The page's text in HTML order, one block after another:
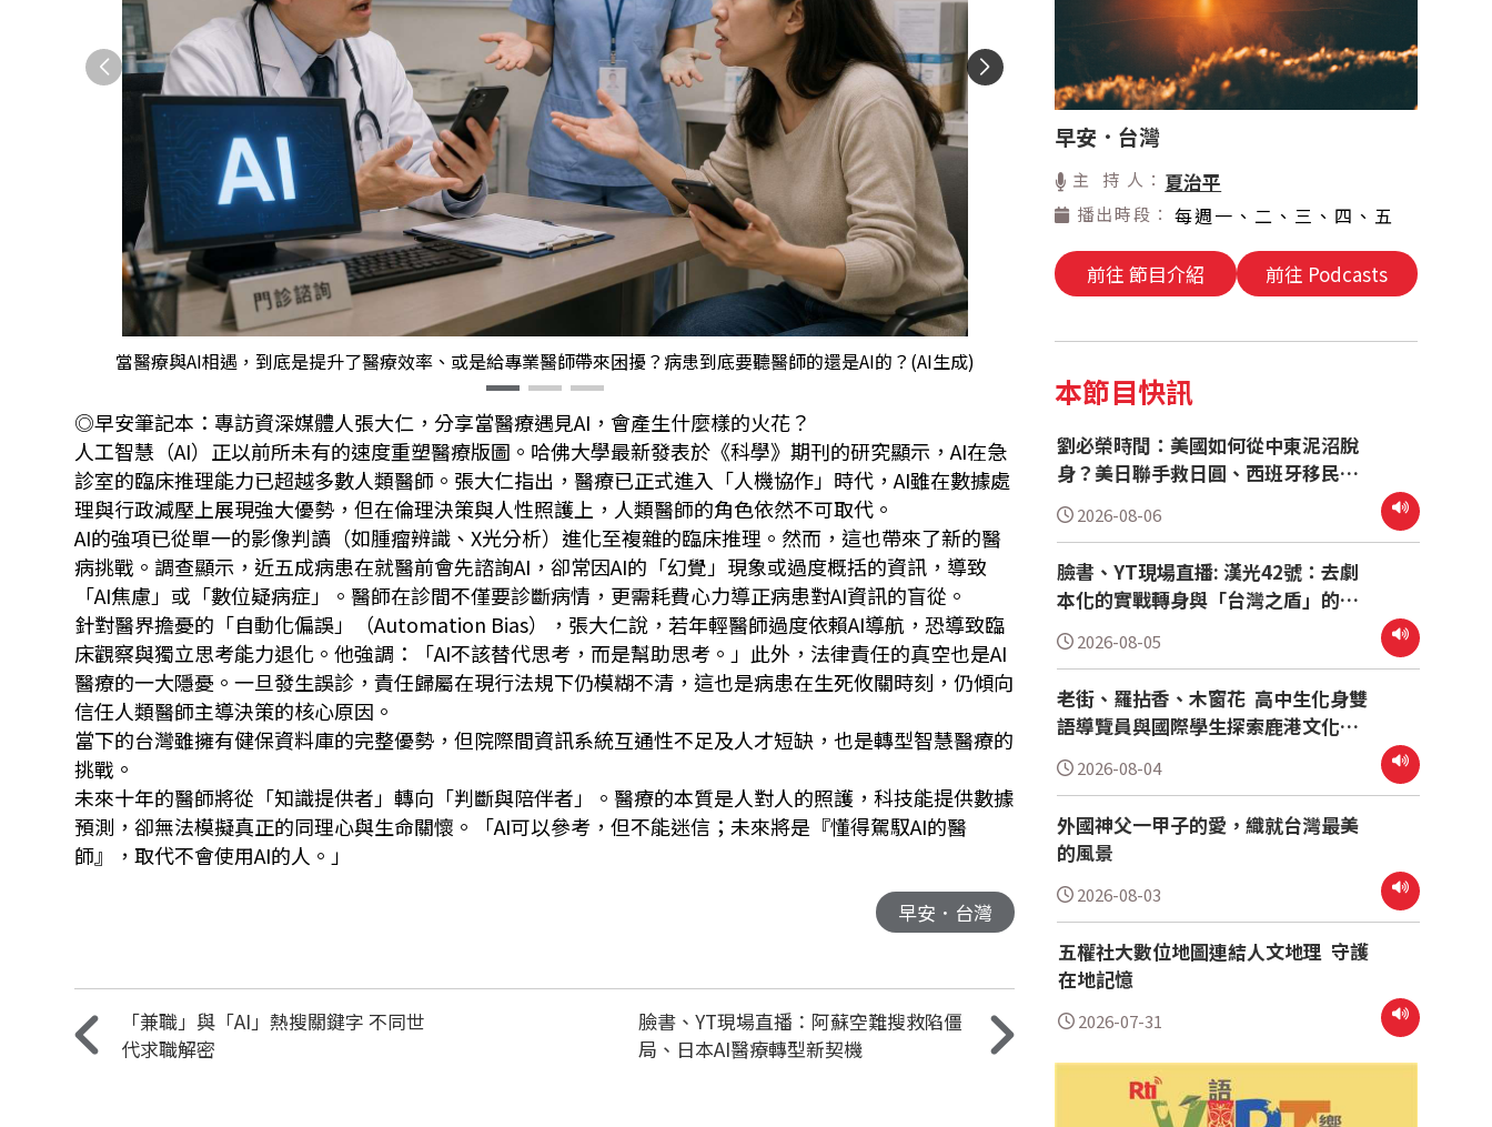
當醫療與AI相遇，到底是提升了醫療效率、或是給專業醫師帶來困擾？病患到底要聽醫師的還是AI的？(AI生成)
◎早安筆記本：專訪資深媒體人張大仁，分享當醫療遇見AI，會產生什麼樣的火花？
人工智慧（AI）正以前所未有的速度重塑醫療版圖。哈佛大學最新發表於《科學》期刊的研究顯示，AI在急
診室的臨床推理能力已超越多數人類醫師。張大仁指出，醫療已正式進入「人機協作」時代，AI雖在數據處
理與行政減壓上展現強大優勢，但在倫理決策與人性照護上，人類醫師的角色依然不可取代。
AI的強項已從單一的影像判讀（如腫瘤辨識、X光分析）進化至複雜的臨床推理。然而，這也帶來了新的醫
病挑戰。調查顯示，近五成病患在就醫前會先諮詢AI，卻常因AI的「幻覺」現象或過度概括的資訊，導致
「AI焦慮」或「數位疑病症」。醫師在診間不僅要診斷病情，更需耗費心力導正病患對AI資訊的盲從。
針對醫界擔憂的「自動化偏誤」（Automation Bias），張大仁說，若年輕醫師過度依賴AI導航，恐導致臨
床觀察與獨立思考能力退化。他強調：「AI不該替代思考，而是幫助思考。」此外，法律責任的真空也是AI
醫療的一大隱憂。一旦發生誤診，責任歸屬在現行法規下仍模糊不清，這也是病患在生死攸關時刻，仍傾向
信任人類醫師主導決策的核心原因。
當下的台灣雖擁有健保資料庫的完整優勢，但院際間資訊系統互通性不足及人才短缺，也是轉型智慧醫療的
挑戰。
未來十年的醫師將從「知識提供者」轉向「判斷與陪伴者」。醫療的本質是人對人的照護，科技能提供數據
預測，卻無法模擬真正的同理心與生命關懷。「AI可以參考，但不能迷信；未來將是『懂得駕馭AI的醫
師』，取代不會使用AI的人。」
早安．台灣
「兼職」與「AI」熱搜關鍵字 不同世
代求職解密
臉書、YT現場直播：阿蘇空難搜救陷僵
局、日本AI醫療轉型新契機
早安．台灣
主 持 人： 夏治平
播出時段： 每週一、二、三、四、五
前往 節目介紹 前往 Podcasts
本節目快訊
劉必榮時間：美國如何從中東泥沼脫
身？美日聯手救日圓、西班牙移民危
機牽動歐盟情勢
2026-08-06
臉書、YT現場直播: 漢光42號：去劇
本化的實戰轉身與「台灣之盾」的驗
證
2026-08-05
老街、羅拈香、木窗花 高中生化身雙
語導覽員與國際學生探索鹿港文化魅
力
2026-08-04
外國神父一甲子的愛，織就台灣最美
的風景
2026-08-03
五權社大數位地圖連結人文地理 守護
在地記憶
2026-07-31